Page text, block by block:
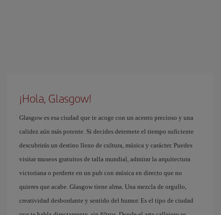
¡Hola, Glasgow!
Glasgow es esa ciudad que te acoge con un acento precioso y una
calidez aún más potente. Si decides deternete el tiempo suficiente
descubrirás un destino lleno de cultura, música y carácter. Puedes
visitar museos gratuitos de talla mundial, admirar la arquitectura
victoriana o perderte en un pub con música en directo que no
quieres que acabe. Glasgow tiene alma. Una mezcla de orgullo,
creatividad desbordante y sentido del humor. Es el tipo de ciudad